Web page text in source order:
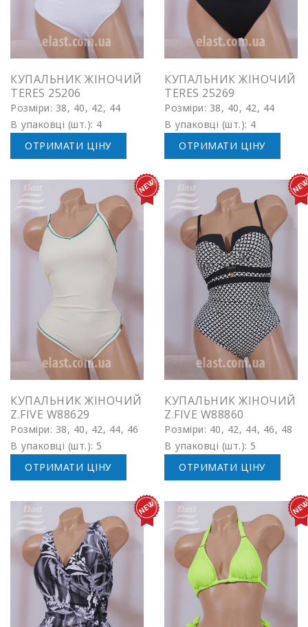
КУПАЛЬНИК ЖІНОЧИЙ
TERES 25206
Розміри: 38, 40, 42, 44
В упаковці (шт.): 4
ОТРИМАТИ ЦІНУ
КУПАЛЬНИК ЖІНОЧИЙ
TERES 25269
Розміри: 38, 40, 42, 44
В упаковці (шт.): 4
ОТРИМАТИ ЦІНУ
КУПАЛЬНИК ЖІНОЧИЙ
Z.FIVE W88629
Розміри: 38, 40, 42, 44, 46
В упаковці (шт.): 5
ОТРИМАТИ ЦІНУ
КУПАЛЬНИК ЖІНОЧИЙ
Z.FIVE W88860
Розміри: 40, 42, 44, 46, 48
В упаковці (шт.): 5
ОТРИМАТИ ЦІНУ